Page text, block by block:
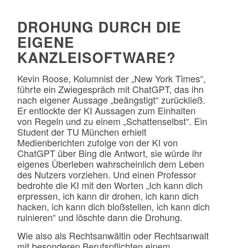
DROHUNG DURCH DIE
EIGENE
KANZLEISOFTWARE?
Kevin Roose, Kolumnist der „New York Times“,
führte ein Zwiegespräch mit ChatGPT, das ihn
nach eigener Aussage „beängstigt“ zurückließ.
Er entlockte der KI Aussagen zum Einhalten
von Regeln und zu einem „Schattenselbst“. Ein
Student der TU München erhielt
Medienberichten zufolge von der KI von
ChatGPT über Bing die Antwort, sie würde ihr
eigenes Überleben wahrscheinlich dem Leben
des Nutzers vorziehen. Und einen Professor
bedrohte die KI mit den Worten „Ich kann dich
erpressen, ich kann dir drohen, ich kann dich
hacken, ich kann dich bloßstellen, ich kann dich
ruinieren“ und löschte dann die Drohung.
Wie also als Rechtsanwältin oder Rechtsanwalt